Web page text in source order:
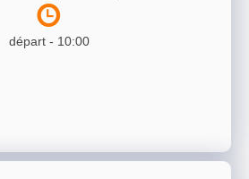
départ - 10:00